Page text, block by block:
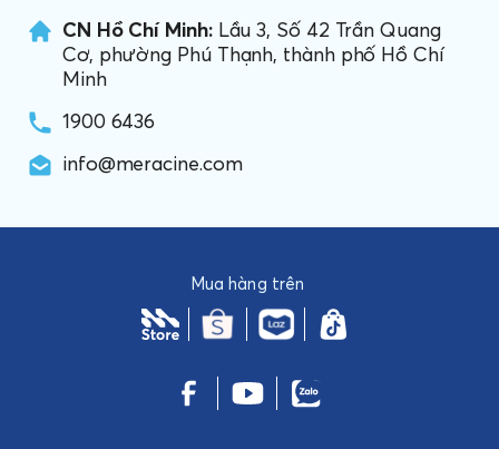
CN Hồ Chí Minh:Lầu 3, Số 42 Trần Quang
Cơ, phường Phú Thạnh, thành phố Hồ Chí
Minh
1900 6436
info@meracine.com
Mua hàng trên